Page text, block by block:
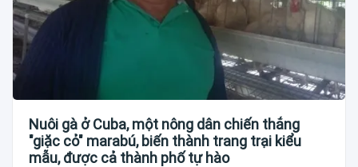
Nuôi gà ở Cuba, một nông dân chiến thắng
"giặc cỏ" marabú, biến thành trang trại kiểu
mẫu, được cả thành phố tự hào